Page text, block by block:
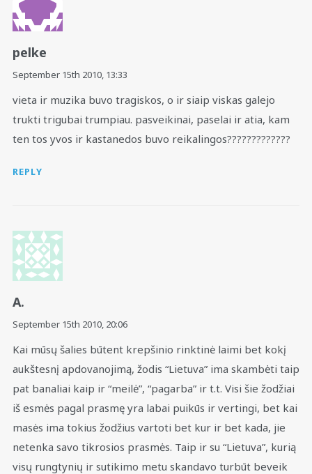
pelke
September 15th 2010, 13:33
vieta ir muzika buvo tragiskos, o ir siaip viskas galejo
trukti trigubai trumpiau. pasveikinai, paselai ir atia, kam
ten tos yvos ir kastanedos buvo reikalingos?????????????
REPLY
A.
September 15th 2010, 20:06
Kai mūsų šalies būtent krepšinio rinktinė laimi bet kokį
aukštesnį apdovanojimą, žodis “Lietuva” ima skambėti taip
pat banaliai kaip ir “meilė”, “pagarba” ir t.t. Visi šie žodžiai
iš esmės pagal prasmę yra labai puikūs ir vertingi, bet kai
masės ima tokius žodžius vartoti bet kur ir bet kada, jie
netenka savo tikrosios prasmės. Taip ir su “Lietuva”, kurią
visų rungtynių ir sutikimo metu skandavo turbūt beveik